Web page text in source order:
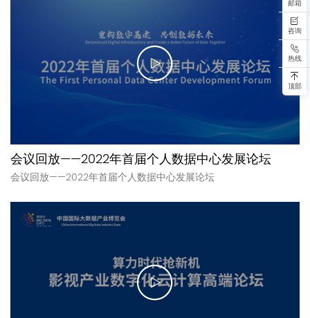
会议回放——2022年首届个人数据中心发展论坛
会议回放——2022年首届个人数据中心发展论坛
邮箱
咨询
热线
顶部